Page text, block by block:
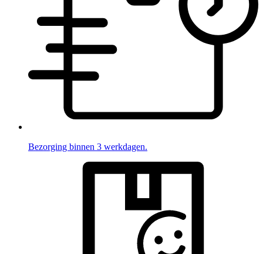
Bezorging binnen 3 werkdagen.